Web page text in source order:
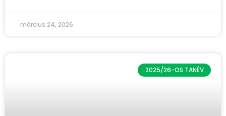
március 24, 2026
2025/26-OS TANÉV